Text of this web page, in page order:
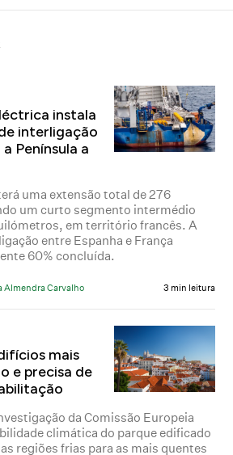
instala
interligação
Península a
uma extensão total de 276
um curto segmento intermédio
em território francês. A
entre Espanha e França
60% concluída.
Almendra Carvalho 3 min leitura
mais
e precisa de
da Comissão Europeia
climática do parque edificado
regiões frias para as mais quentes